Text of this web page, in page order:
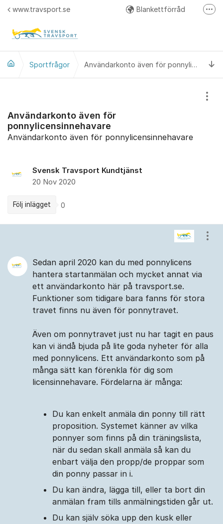
Hoppa till innehåll
www.travsport.se Blankettförråd
Sportfrågor Användarkonto även för ponnylicensinnehavare
Användarkonto även för
ponnylicensinnehavare
Användarkonto även för ponnylicensinnehavare
Svensk Travsport Kundtjänst
20 Nov 2020
Följ inlägget 0
Sedan april 2020 kan du med ponnylicens
hantera startanmälan och mycket annat via
ett användarkonto här på travsport.se.
Funktioner som tidigare bara fanns för stora
travet finns nu även för ponnytravet.
Även om ponnytravet just nu har tagit en paus
kan vi ändå bjuda på lite goda nyheter för alla
med ponnylicens. Ett användarkonto som på
många sätt kan förenkla för dig som
licensinnehavare. Fördelarna är många:
Du kan enkelt anmäla din ponny till rätt
proposition. Systemet känner av vilka
ponnyer som finns på din träningslista,
när du sedan skall anmäla så kan du
enbart välja den propp/de proppar som
din ponny passar in i.
Du kan ändra, lägga till, eller ta bort din
anmälan fram tills anmälningstiden går ut.
Du kan själv söka upp den kusk eller